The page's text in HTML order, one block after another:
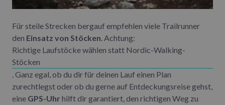
Für steile Strecken bergauf empfehlen viele Trailrunner
den Einsatz von Stöcken. Achtung:
Richtige Laufstöcke wählen statt Nordic-Walking-
Stöcken
. Ganz egal, ob du dir für deinen Lauf einen Plan
zurechtlegst oder ob du gerne auf Entdeckungsreise gehst,
eine GPS-Uhr hilft dir garantiert, den richtigen Weg zu